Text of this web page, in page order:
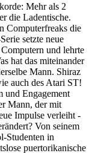
Mehr als 2
die Ladentische.
Computerfreaks die
setzte neue
und lehrte
hat das miteinander
Mann. Shiraz
auch des Atari ST!
und Engagement
Mann, der mit
Impulse verleiht -
Von seinem
Studenten in
puertorikanische